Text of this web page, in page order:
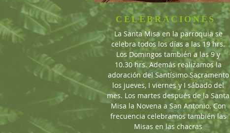
CELEBRACIONES
La Santa Misa en la parroquia se
celebra todos los días a las 19 hrs.
Los Domingos también a las 9 y
10.30 hrs. Además realizamos la
adoración del Santísimo Sacramento
los jueves, I viernes y I sábado del
mes. Los martes después de la Santa
Misa la Novena a San Antonio. Con
frecuencia celebramos también las
Misas en las chacras